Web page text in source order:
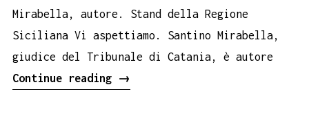
Mirabella, autore. Stand della Regione
Siciliana Vi aspettiamo. Santino Mirabella,
giudice del Tribunale di Catania, è autore
Continue reading
Pippo
→